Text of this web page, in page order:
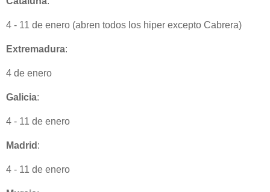
4 - 11 de enero (abren todos los hiper excepto Cabrera)
Extremadura:
4 de enero
Galicia:
4 - 11 de enero
Madrid :
4 - 11 de enero